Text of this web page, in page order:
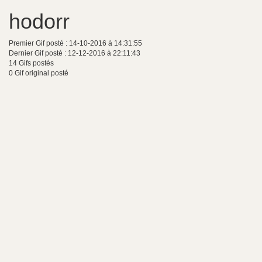
hodorr
Premier Gif posté : 14-10-2016 à 14:31:55
Dernier Gif posté : 12-12-2016 à 22:11:43
14 Gifs postés
0 Gif original posté